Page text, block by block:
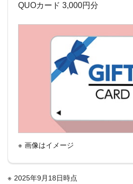
QUOカード 3,000円分
画像はイメージ
2025年9月18日時点